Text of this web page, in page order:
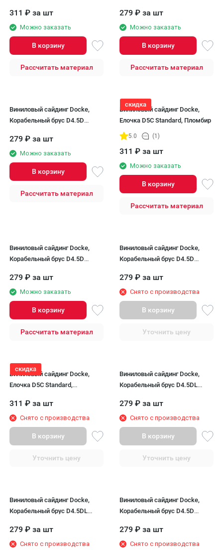
311 ₽ за шт
Можно заказать
В корзину
Рассчитать материал
279 ₽ за шт
Можно заказать
В корзину
Рассчитать материал
Виниловый сайдинг Docke,
Корабельный брус D4.5D
279 ₽ за шт
Можно заказать
В корзину
Рассчитать материал
скидка
Виниловый сайдинг Docke,
Елочка D5C Standard, Пломбир
5.0 (1)
311 ₽ за шт
Можно заказать
В корзину
Рассчитать материал
Виниловый сайдинг Docke,
Корабельный брус D4.5D
279 ₽ за шт
Можно заказать
В корзину
Рассчитать материал
Виниловый сайдинг Docke,
Корабельный брус D4.5D
279 ₽ за шт
Снято с производства
В корзину
Уточнить цену
скидка
Виниловый сайдинг Docke,
Елочка D5C Standard,
311 ₽ за шт
Снято с производства
В корзину
Уточнить цену
Виниловый сайдинг Docke,
Корабельный брус D4.5DL
279 ₽ за шт
Снято с производства
В корзину
Уточнить цену
Виниловый сайдинг Docke,
Корабельный брус D4.5DL
279 ₽ за шт
Снято с производства
Виниловый сайдинг Docke,
Корабельный брус D4.5D
279 ₽ за шт
Снято с производства